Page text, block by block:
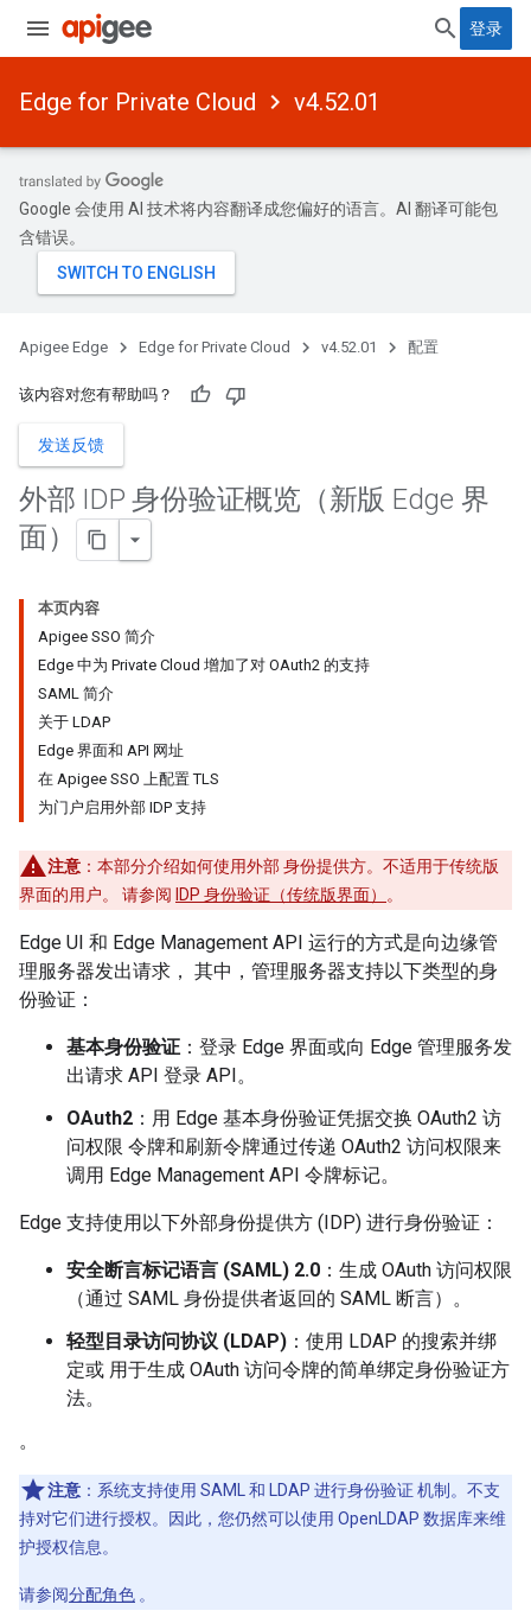
登录
Edge for Private Cloud v4.52.01
Google 会使用 AI 技术将内容翻译成您偏好的语言。AI 翻译可能包
含错误。
Apigee Edge Edge for Private Cloud v4.52.01 配置
该内容对您有帮助吗？
发送反馈
外部 IDP 身份验证概览（新版 Edge 界
面）
本页内容
Apigee SSO 简介
Edge 中为 Private Cloud 增加了对 OAuth2 的支持
SAML 简介
关于 LDAP
Edge 界面和 API 网址
在 Apigee SSO 上配置 TLS
为门户启用外部 IDP 支持
注意 ：本部分介绍如何使用外部 身份提供方。不适用于传统版
界面的用户。 请参阅 IDP 身份验证（传统版界面） 。
Edge UI 和 Edge Management API 运行的方式是向边缘管
理服务器发出请求， 其中，管理服务器支持以下类型的身
份验证：
基本身份验证 ：登录 Edge 界面或向 Edge 管理服务发
出请求 API 登录 API。
OAuth2 ：用 Edge 基本身份验证凭据交换 OAuth2 访
问权限 令牌和刷新令牌通过传递 OAuth2 访问权限来
调用 Edge Management API 令牌标记。
Edge 支持使用以下外部身份提供方 (IDP) 进行身份验证：
安全断言标记语言 (SAML) 2.0 ：生成 OAuth 访问权限
（通过 SAML 身份提供者返回的 SAML 断言）。
轻型目录访问协议 (LDAP) ：使用 LDAP 的搜索并绑
定或 用于生成 OAuth 访问令牌的简单绑定身份验证方
法。
。
注意 ：系统支持使用 SAML 和 LDAP 进行身份验证 机制。不支
持对它们进行授权。因此，您仍然可以使用 OpenLDAP 数据库来维
护授权信息。
请参阅分配角色 。